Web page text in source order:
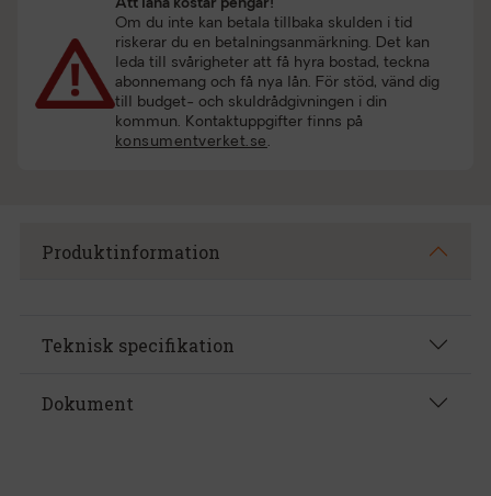
Att låna kostar pengar!
Om du inte kan betala tillbaka skulden i tid
riskerar du en betalningsanmärkning. Det kan
leda till svårigheter att få hyra bostad, teckna
abonnemang och få nya lån. För stöd, vänd dig
till budget- och skuldrådgivningen i din
kommun. Kontaktuppgifter finns på
konsumentverket.se .
Produktinformation
Teknisk specifikation
Dokument